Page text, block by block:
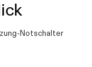
Notschalter